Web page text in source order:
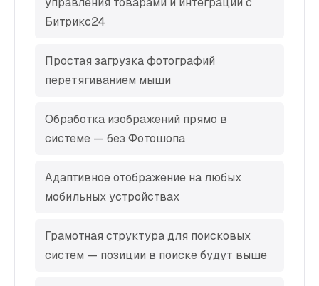
Битрикс24
Простая загрузка фотографий
перетягиванием мыши
Обработка изображений прямо в
системе — без Фотошопа
Адаптивное отображение на любых
мобильных устройствах
Грамотная структура для поисковых
систем — позиции в поиске будут выше